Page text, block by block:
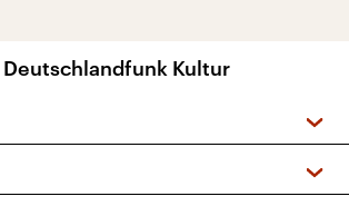
Kultur
und Podcasts